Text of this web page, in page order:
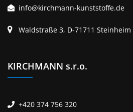
info@kirchmann-kunststoffe.de
Waldstraße 3, D-71711
KIRCHMANN s.r.o.
+420 374 756 320